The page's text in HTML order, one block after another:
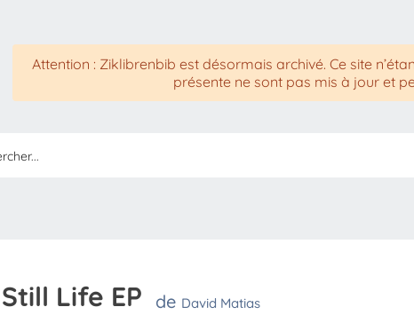
Attention : Ziklibrenbib est désormais archivé. Ce site
présente ne sont pas mis à jour et
Still Life EP de David Matias